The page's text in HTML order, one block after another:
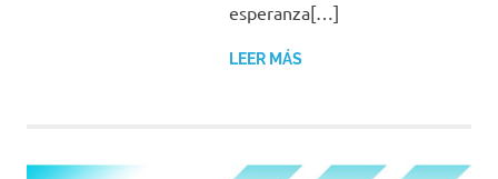
esperanza[…]
LEER MÁS